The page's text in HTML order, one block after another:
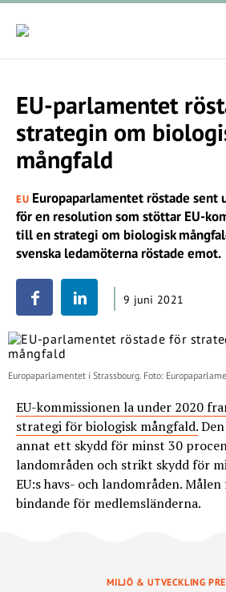
EU-parlamentet
strategin om
mångfald
EU Europaparlamentet röstade sent
för en resolution som stöttar EU-
till en strategi om biologisk
svenska ledamöterna röstade emot.
9 juni 2021
Europaparlamentet i Strassbourg. Foto:
EU-kommissionen la under 2020
strategi för biologisk mångfald.
annat ett skydd för minst 30
landområden och strikt skydd för
EU:s havs- och landområden.
bindande för medlemsländerna.
MILJÖ & UTVECKLING